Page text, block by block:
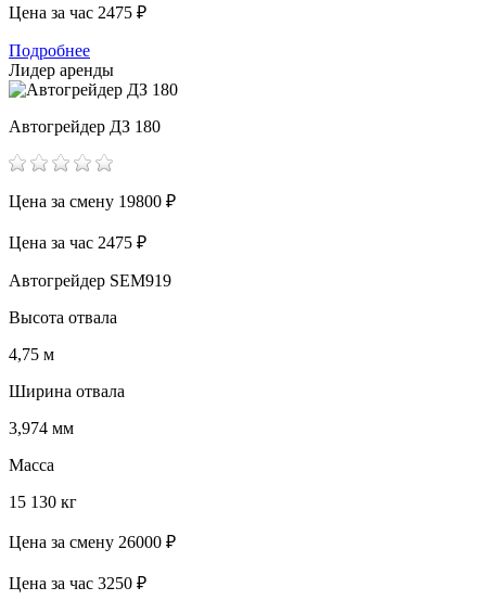
Цена за час 2475 ₽
Подробнее
Лидер аренды
Автогрейдер ДЗ 180
Цена за смену 19800 ₽
Цена за час 2475 ₽
Автогрейдер SEM919
Высота отвала
4,75 м
Ширина отвала
3,974 мм
Масса
15 130 кг
Цена за смену 26000 ₽
Цена за час 3250 ₽